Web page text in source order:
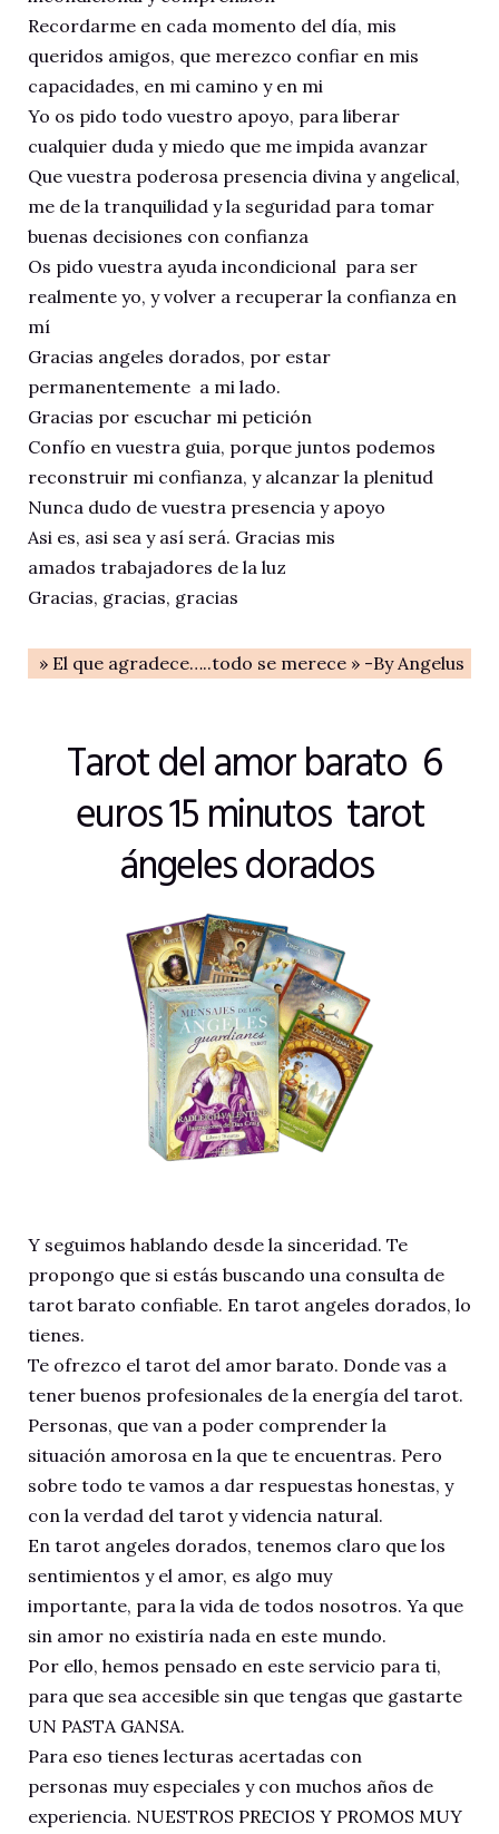
Recordarme en cada momento del día, mis
queridos amigos, que merezco confiar en mis
capacidades, en mi camino y en mi
Yo os pido todo vuestro apoyo, para liberar
cualquier duda y miedo que me impida avanzar
Que vuestra poderosa presencia divina y angelical,
me de la tranquilidad y la seguridad para tomar
buenas decisiones con confianza
Os pido vuestra ayuda incondicional para ser
realmente yo, y volver a recuperar la confianza en
mí
Gracias angeles dorados, por estar
permanentemente a mi lado.
Gracias por escuchar mi petición
Confío en vuestra guia, porque juntos podemos
reconstruir mi confianza, y alcanzar la plenitud
Nunca dudo de vuestra presencia y apoyo
Asi es, asi sea y así será. Gracias mis
amados trabajadores de la luz
Gracias, gracias, gracias
» El que agradece…..todo se merece » -By Angelus
Tarot del amor barato 6
euros 15 minutos tarot
ángeles dorados
Y seguimos hablando desde la sinceridad. Te
propongo que si estás buscando una consulta de
tarot barato confiable. En tarot angeles dorados, lo
tienes.
Te ofrezco el tarot del amor barato. Donde vas a
tener buenos profesionales de la energía del tarot.
Personas, que van a poder comprender la
situación amorosa en la que te encuentras. Pero
sobre todo te vamos a dar respuestas honestas, y
con la verdad del tarot y videncia natural.
En tarot angeles dorados, tenemos claro que los
sentimientos y el amor, es algo muy
importante, para la vida de todos nosotros. Ya que
sin amor no existiría nada en este mundo.
Por ello, hemos pensado en este servicio para ti,
para que sea accesible sin que tengas que gastarte
UN PASTA GANSA.
Para eso tienes lecturas acertadas con
personas muy especiales y con muchos años de
experiencia. NUESTROS PRECIOS Y PROMOS MUY